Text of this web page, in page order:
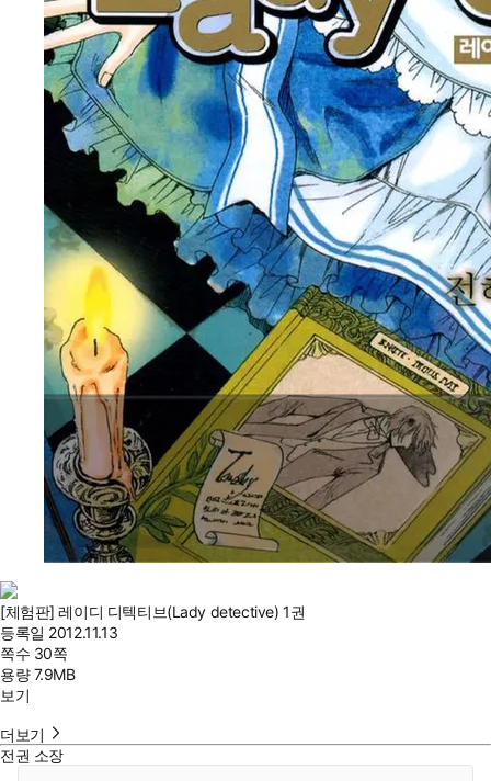
[체험판] 레이디 디텍티브(Lady detective) 1권
등록일 2012.11.13
쪽수 30쪽
용량7.9MB
보기
더보기
전권 소장